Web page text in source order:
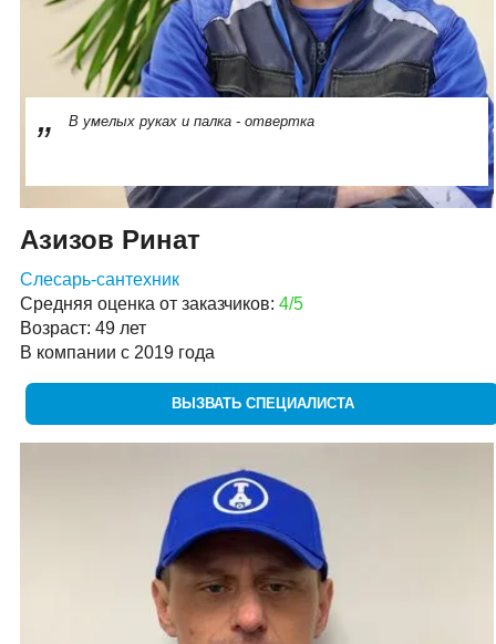
В умелых руках и палка - отвертка
Азизов Ринат
Слесарь-сантехник
Средняя оценка от заказчиков: 4/5
Возраст: 49 лет
В компании с 2019 года
ВЫЗВАТЬ СПЕЦИАЛИСТА